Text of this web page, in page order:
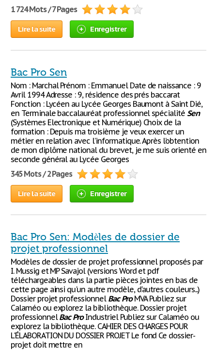
1 724 Mots / 7 Pages
Lire la suite Enregistrer
Bac Pro Sen
Nom : Marchal Prénom : Emmanuel Date de naissance : 9
Avril 1994 Adresse : 9, résidence des prés baccarat
Fonction : Lycéen au Lycée Georges Baumont à Saint Dié,
en Terminale baccalauréat professionnel spécialité Sen
(Systèmes Electronique et Numérique) Choix de la
formation : Depuis ma troisième je veux exercer un
métier en relation avec l’informatique. Après l’obtention
de mon diplôme national du brevet, je me suis orienté en
seconde général au Lycée Georges
345 Mots / 2 Pages
Lire la suite Enregistrer
Bac Pro Sen: Modèles de dossier de
projet professionnel
Modèles de dossier de projet professionnel proposés par
I. Mussig et MP Savajol (versions Word et pdf
téléchargeables dans la partie pièces jointes en bas de
cette page ainsi qu'un autre modèle, d'autres couleurs...)
Dossier projet professionnel Bac ProMVA Publiez sur
Calaméo ou explorez la bibliothèque. Dossier projet
professionnelBac ProIndustriel Publiez sur Calaméo ou
explorez la bibliothèque. CAHIER DES CHARGES POUR
L'ÉLABORATION DU DOSSIER PROJET Le fond Ce dossier-
projet doit mettre en